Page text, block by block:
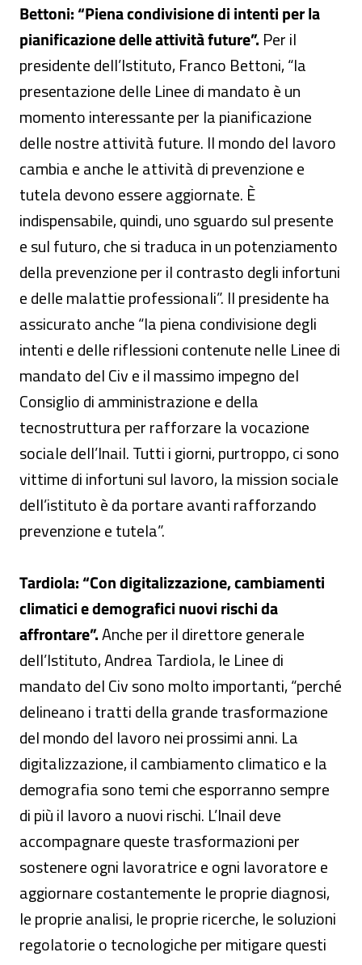
Bettoni: “Piena condivisione di intenti per la
pianificazione delle attività future”. Per il
presidente dell’Istituto, Franco Bettoni, “la
presentazione delle Linee di mandato è un
momento interessante per la pianificazione
delle nostre attività future. Il mondo del lavoro
cambia e anche le attività di prevenzione e
tutela devono essere aggiornate. È
indispensabile, quindi, uno sguardo sul presente
e sul futuro, che si traduca in un potenziamento
della prevenzione per il contrasto degli infortuni
e delle malattie professionali”. Il presidente ha
assicurato anche “la piena condivisione degli
intenti e delle riflessioni contenute nelle Linee di
mandato del Civ e il massimo impegno del
Consiglio di amministrazione e della
tecnostruttura per rafforzare la vocazione
sociale dell’Inail. Tutti i giorni, purtroppo, ci sono
vittime di infortuni sul lavoro, la mission sociale
dell’istituto è da portare avanti rafforzando
prevenzione e tutela”.
Tardiola: “Con digitalizzazione, cambiamenti
climatici e demografici nuovi rischi da
affrontare”.Anche per il direttore generale
dell’Istituto, Andrea Tardiola, le Linee di
mandato del Civ sono molto importanti, “perché
delineano i tratti della grande trasformazione
del mondo del lavoro nei prossimi anni. La
digitalizzazione, il cambiamento climatico e la
demografia sono temi che esporranno sempre
di più il lavoro a nuovi rischi. L’Inail deve
accompagnare queste trasformazioni per
sostenere ogni lavoratrice e ogni lavoratore e
aggiornare costantemente le proprie diagnosi,
le proprie analisi, le proprie ricerche, le soluzioni
regolatorie o tecnologiche per mitigare questi